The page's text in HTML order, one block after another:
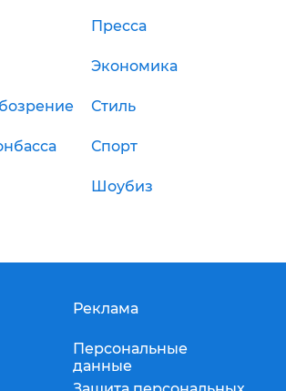
Пресса
Экономика
Стиль
Спорт
Шоубиз
Реклама
Персональные
данные